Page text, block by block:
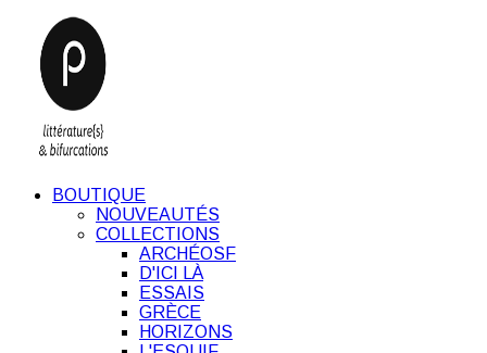
BOUTIQUE
NOUVEAUTÉS
COLLECTIONS
ARCHÉOSF
D'ICI LÀ
ESSAIS
GRÈCE
HORIZONS